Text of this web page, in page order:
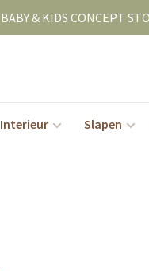
BABY & KIDS CONCEPT
Interieur Slapen